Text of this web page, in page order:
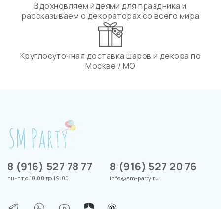
Вдохновляем идеями для праздника и
рассказываем о декораторах со всего мира
Круглосуточная доставка шаров и декора по
Москве / МО
8 (916) 527 78 77
пн-пт с 10:00 до 19:00
8 (916) 527 20 76
info@sm-party.ru